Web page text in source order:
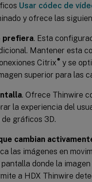
Usar códec de
y ofrece las
prefiera. Esta
Mantener esta
Citrix® y se
superior para las
. Ofrece Thinwire
la experiencia del
gráficos 3D.
cambian
las imágenes en
donde la
a HDX Thinwire